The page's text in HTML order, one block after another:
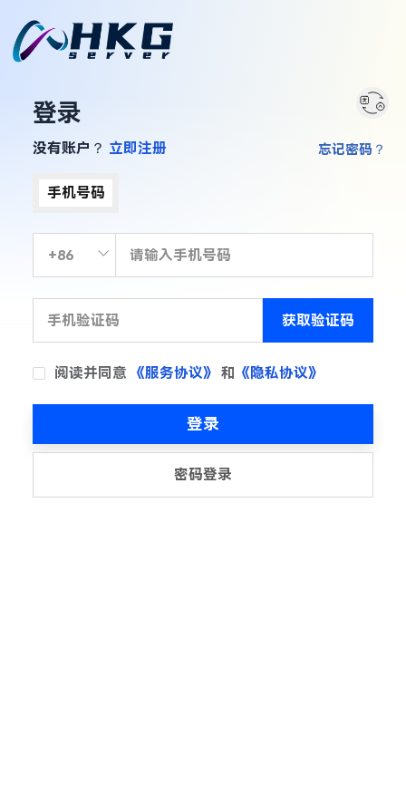
登录
没有账户？ 立即注册
手机号码
获取验证码
阅读并同意 《服务协议》 和 《隐私协议》
忘记密码？
登录
密码登录